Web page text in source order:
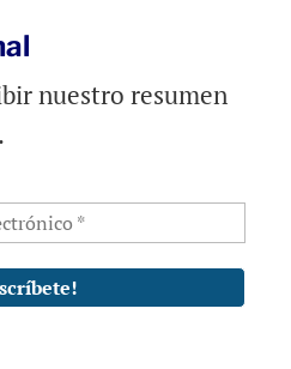
nuestro resumen